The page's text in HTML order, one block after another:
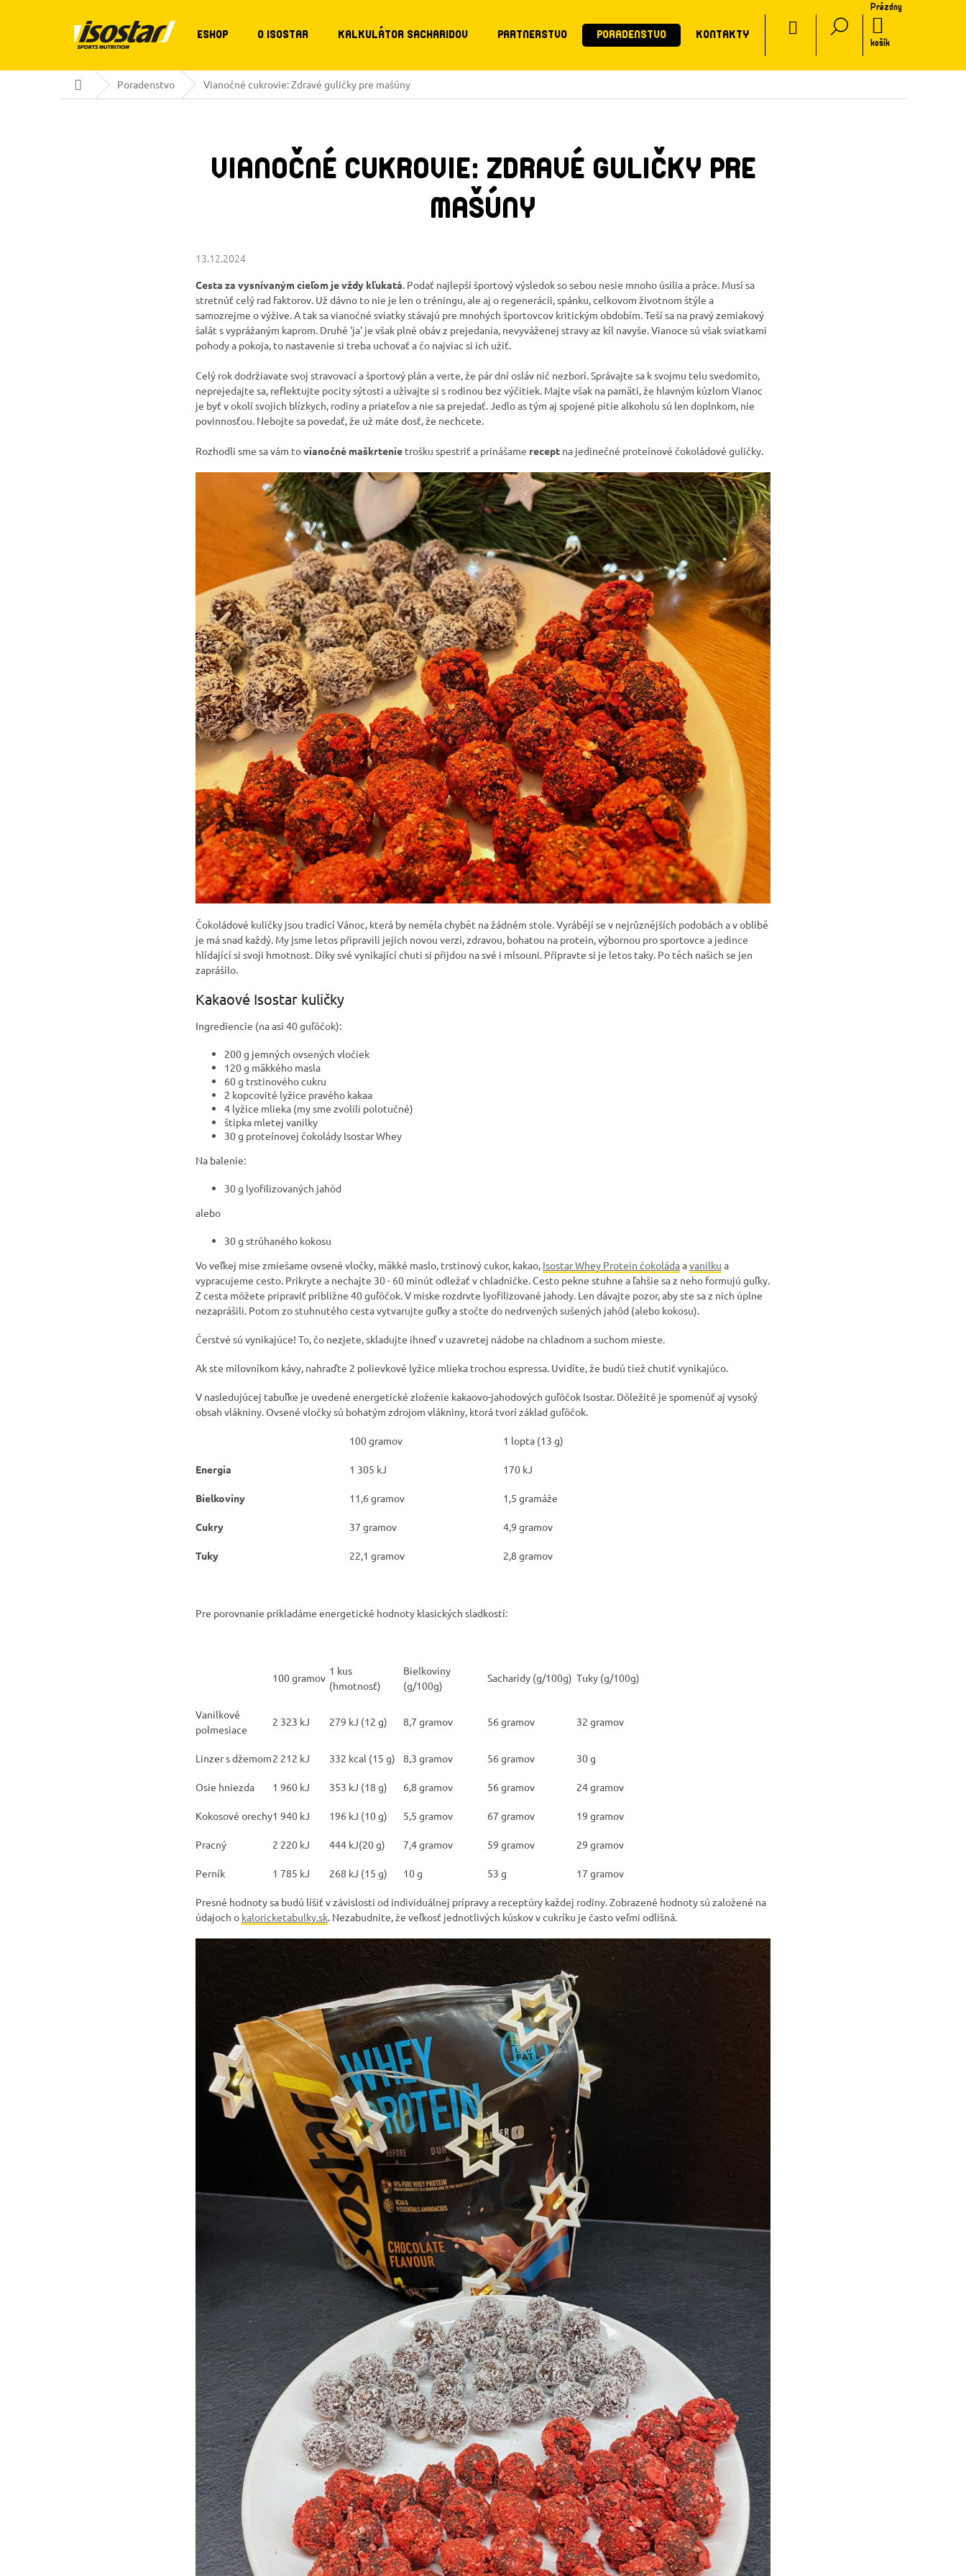
ESHOP O ISOSTAR KALKULÁTOR SACHARIDOV PARTNERSTVO PORADENSTVO KONTAKTY
Prázdny
košík
DomovPoradenstvo Vianočné cukrovie: Zdravé guličky pre mašúny
VIANOČNÉ CUKROVIE: ZDRAVÉ GULIČKY PRE
MAŠÚNY
13.12.2024
Cesta za vysnívaným cieľom je vždy kľukatá . Podať najlepší športový výsledok so sebou nesie mnoho úsilia a práce. Musí sa
stretnúť celý rad faktorov. Už dávno to nie je len o tréningu, ale aj o regenerácii, spánku, celkovom životnom štýle a
samozrejme o výžive. A tak sa vianočné sviatky stávajú pre mnohých športovcov kritickým obdobím. Teší sa na pravý zemiakový
šalát s vyprážaným kaprom. Druhé 'ja' je však plné obáv z prejedania, nevyváženej stravy az kíl navyše. Vianoce sú však sviatkami
pohody a pokoja, to nastavenie si treba uchovať a čo najviac si ich užiť.
Celý rok dodržiavate svoj stravovací a športový plán a verte, že pár dní osláv nič nezborí. Správajte sa k svojmu telu svedomito,
neprejedajte sa, reflektujte pocity sýtosti a užívajte si s rodinou bez výčitiek. Majte však na pamäti, že hlavným kúzlom Vianoc
je byť v okolí svojich blízkych, rodiny a priateľov a nie sa prejedať. Jedlo as tým aj spojené pitie alkoholu sú len doplnkom, nie
povinnosťou. Nebojte sa povedať, že už máte dosť, že nechcete.
Rozhodli sme sa vám tovianočné maškrtenie trošku spestriť a prinášame recept na jedinečné proteínové čokoládové guličky.
Čokoládové kuličky jsou tradicí Vánoc, která by neměla chybět na žádném stole. Vyrábějí se v nejrůznějších podobách a v oblibě
je má snad každý. My jsme letos připravili jejich novou verzi, zdravou, bohatou na protein, výbornou pro sportovce a jedince
hlídající si svoji hmotnost. Díky své vynikající chuti si přijdou na své i mlsouni. Připravte si je letos taky. Po těch našich se jen
zaprášilo.
Kakaové Isostar kuličky
Ingrediencie (na asi 40 guľôčok):
200 g jemných ovsených vločiek
120 g mäkkého masla
60 g trstinového cukru
2 kopcovité lyžice pravého kakaa
4 lyžice mlieka (my sme zvolili polotučné)
štipka mletej vanilky
30 g proteínovej čokolády Isostar Whey
Na balenie:
30 g lyofilizovaných jahôd
alebo
30 g strúhaného kokosu
Vo veľkej mise zmiešame ovsené vločky, mäkké maslo, trstinový cukor, kakao, Isostar Whey Protein čokoládaavanilku a
vypracujeme cesto. Prikryte a nechajte 30 - 60 minút odležať v chladničke. Cesto pekne stuhne a ľahšie sa z neho formujú guľky.
Z cesta môžete pripraviť približne 40 guľôčok. V miske rozdrvte lyofilizované jahody. Len dávajte pozor, aby ste sa z nich úplne
nezaprášili. Potom zo stuhnutého cesta vytvarujte guľky a stočte do nedrvených sušených jahôd (alebo kokosu).
Čerstvé sú vynikajúce! To, čo nezjete, skladujte ihneď v uzavretej nádobe na chladnom a suchom mieste.
Ak ste milovníkom kávy, nahraďte 2 polievkové lyžice mlieka trochou espressa. Uvidíte, že budú tiež chutiť vynikajúco.
V nasledujúcej tabuľke je uvedené energetické zloženie kakaovo-jahodových guľôčok Isostar. Dôležité je spomenúť aj vysoký
obsah vlákniny. Ovsené vločky sú bohatým zdrojom vlákniny, ktorá tvorí základ guľôčok.
100 gramov 1 lopta (13 g)
Energia 1 305 kJ 170 kJ
Bielkoviny 11,6 gramov 1,5 gramáže
Cukry 37 gramov 4,9 gramov
Tuky 22,1 gramov 2,8 gramov
Pre porovnanie prikladáme energetické hodnoty klasických sladkostí:
100 gramov
1 kus
(hmotnosť)
Bielkoviny
(g/100g)
Sacharidy (g/100g) Tuky (g/100g)
Vanilkové
polmesiace
2 323 kJ 279 kJ (12 g) 8,7 gramov 56 gramov 32 gramov
Linzer s džemom2 212 kJ 332 kcal (15 g) 8,3 gramov 56 gramov 30 g
Osie hniezda 1 960 kJ 353 kJ (18 g) 6,8 gramov 56 gramov 24 gramov
Kokosové orechy1 940 kJ 196 kJ (10 g) 5,5 gramov 67 gramov 19 gramov
Pracný 2 220 kJ 444 kJ(20 g) 7,4 gramov 59 gramov 29 gramov
Perník 1 785 kJ 268 kJ (15 g) 10 g 53 g 17 gramov
Presné hodnoty sa budú líšiť v závislosti od individuálnej prípravy a receptúry každej rodiny. Zobrazené hodnoty sú založené na
údajoch o kaloricketabulky.sk. Nezabudnite, že veľkosť jednotlivých kúskov v cukríku je často veľmi odlišná.